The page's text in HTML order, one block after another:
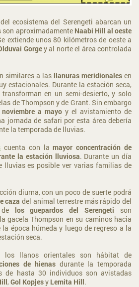
ecosistema del Serengeti abarcan un
son aproximadamente Naabi Hill al oeste
extiende unos 80 kilómetros de oeste a
Gorgey al norte el área controlada
similares a las llanuras meridionales en
estacionales. Durante la estación seca,
en un semi-desierto, y solo
de Thompson y de Grant. Sin embargo
a mayo y el avistamiento de
jornada de safari por esta área debería
la temporada de lluvias.
cuenta con lamayor concentración de
la estación lluviosa. Durante un día
lluvias es posible ver varias familias de
diurna, con un poco de suerte podrá
caza del animal terrestre más rápido del
los guepardos del Serengeti son
gacela Thompson en su caminos hacia
época húmeda y luego de regreso a la
seca.
los llanos orientales son hábitat de
de hienasdurante la temporada
de hasta 30 individuos son avistadas
,Gol Kopjesy Lemita Hill.